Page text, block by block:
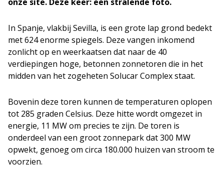
In Spanje, vlakbij Sevilla, is een grote lap grond bedekt
met 624 enorme spiegels. Deze vangen inkomend
zonlicht op en weerkaatsen dat naar de 40
verdiepingen hoge, betonnen zonnetoren die in het
midden van het zogeheten Solucar Complex staat.
Bovenin deze toren kunnen de temperaturen oplopen
tot 285 graden Celsius. Deze hitte wordt omgezet in
energie, 11 MW om precies te zijn. De toren is
onderdeel van een groot zonnepark dat 300 MW
opwekt, genoeg om circa 180.000 huizen van stroom te
voorzien.